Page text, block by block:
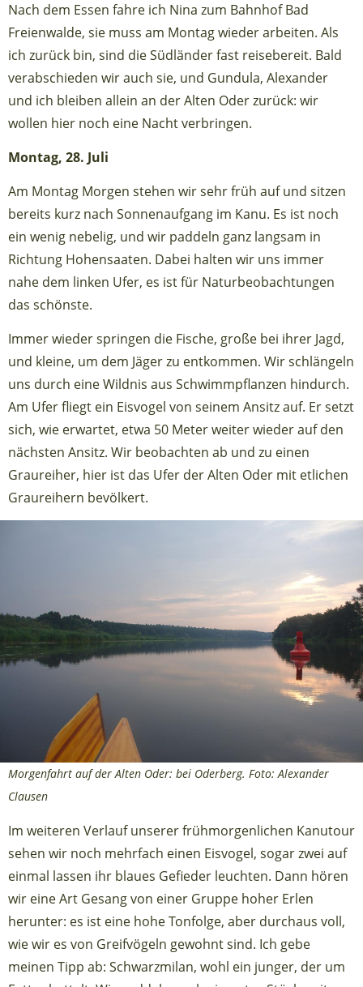
Nach dem Essen fahre ich Nina zum Bahnhof Bad
Freienwalde, sie muss am Montag wieder arbeiten. Als
ich zurück bin, sind die Südländer fast reisebereit. Bald
verabschieden wir auch sie, und Gundula, Alexander
und ich bleiben allein an der Alten Oder zurück: wir
wollen hier noch eine Nacht verbringen.
Montag, 28. Juli
Am Montag Morgen stehen wir sehr früh auf und sitzen
bereits kurz nach Sonnenaufgang im Kanu. Es ist noch
ein wenig nebelig, und wir paddeln ganz langsam in
Richtung Hohensaaten. Dabei halten wir uns immer
nahe dem linken Ufer, es ist für Naturbeobachtungen
das schönste.
Immer wieder springen die Fische, große bei ihrer Jagd,
und kleine, um dem Jäger zu entkommen. Wir schlängeln
uns durch eine Wildnis aus Schwimmpflanzen hindurch.
Am Ufer fliegt ein Eisvogel von seinem Ansitz auf. Er setzt
sich, wie erwartet, etwa 50 Meter weiter wieder auf den
nächsten Ansitz. Wir beobachten ab und zu einen
Graureiher, hier ist das Ufer der Alten Oder mit etlichen
Graureihern bevölkert.
Morgenfahrt auf der Alten Oder: bei Oderberg. Foto: Alexander
Clausen
Im weiteren Verlauf unserer frühmorgenlichen Kanutour
sehen wir noch mehrfach einen Eisvogel, sogar zwei auf
einmal lassen ihr blaues Gefieder leuchten. Dann hören
wir eine Art Gesang von einer Gruppe hoher Erlen
herunter: es ist eine hohe Tonfolge, aber durchaus voll,
wie wir es von Greifvögeln gewohnt sind. Ich gebe
meinen Tipp ab: Schwarzmilan, wohl ein junger, der um